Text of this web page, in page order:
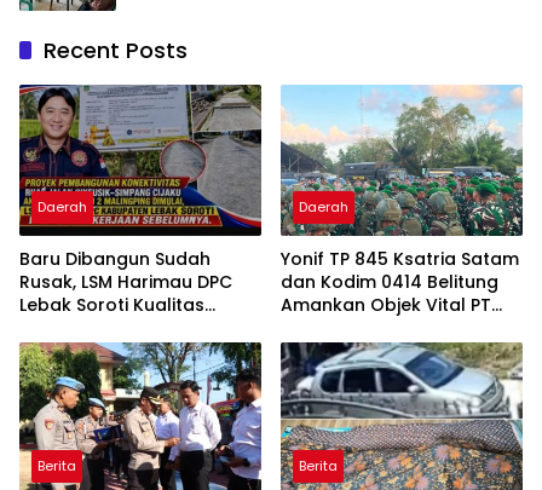
Recent Posts
Daerah
Baru Dibangun Sudah
Rusak, LSM Harimau DPC
Lebak Soroti Kualitas
Cikeusik-Simpang Cijaku
Daerah
Yonif TP 845 Ksatria Satam
dan Kodim 0414 Belitung
Amankan Objek Vital PT
Penambang
Berita Berita